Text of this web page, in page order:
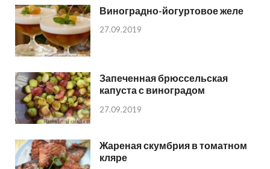
Виноградно-йогуртовое желе
27.09.2019
Запеченная брюссельская
капуста с виноградом
27.09.2019
Жареная скумбрия в томатном
кляре